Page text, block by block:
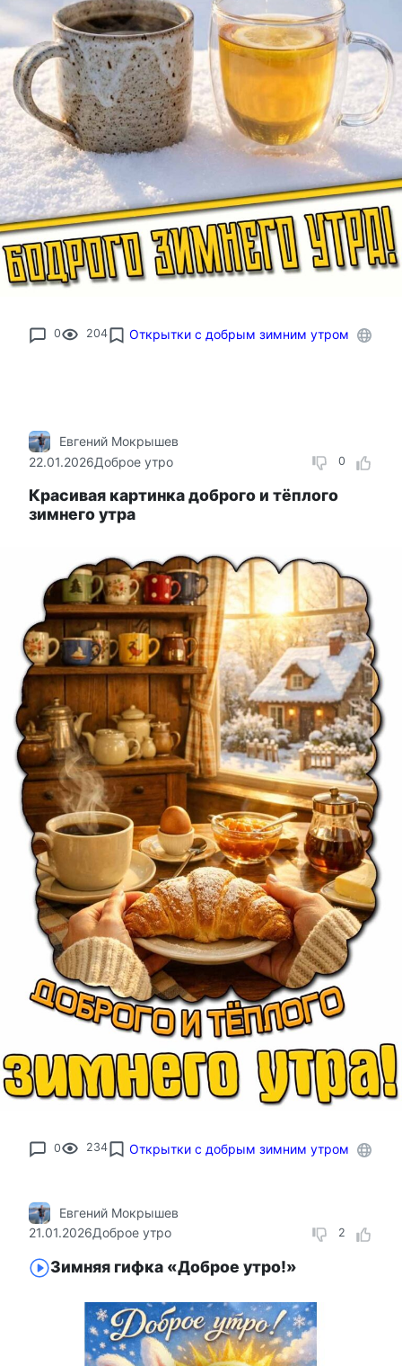
0 204 Открытки с добрым зимним утром
0
Евгений Мокрышев
22.01.2026Доброе утро
Красивая картинка доброго и тёплого
зимнего утра
0 234 Открытки с добрым зимним утром
2
Евгений Мокрышев
21.01.2026Доброе утро
Зимняя гифка «Доброе утро!»